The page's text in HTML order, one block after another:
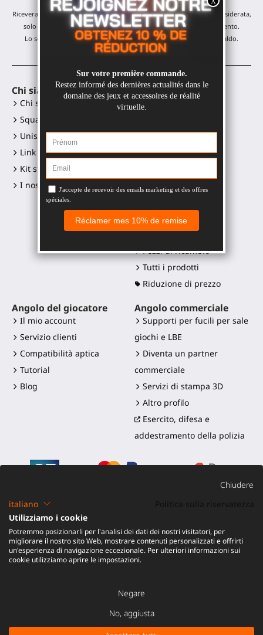
Riceverai i nostri aggiornamenti mensili e offerte: nessuna email indesiderata,
solo un'email al mese! Puoi annullare l'iscrizione in qualsiasi momento.
Lo sconto è valido su tutti i nostri prodotti, esclusi gli articoli in saldo.
Chi siamo
Chi siamo?
Squadra
Unisciti a noi
Link ai social media
Kit stampa e loghi
I nostri rivenditori
Accessori VR
Gunstock MagTube
Gunstock ProVolver
Gunstock Starter
ProTas joystick
ProSaber lama
Controller mounts
Pezzi di ricambio
Tutti i prodotti
Riduzione di prezzo
Angolo del giocatore
Il mio account
Servizio clienti
Compatibilità aptica
Tutorial
Blog
Angolo commerciale
Supporti per fucili per sale
giochi e LBE
Diventa un partner
commerciale
Servizi di stampa 3D
Altro profilo
Esercito, difesa e
addestramento della polizia
©2016-2026 - ProTubeVR™
Spedizione e dazi|Garanzia| Reso e Rimborso
Chiudere
italiano
Utilizziamo i cookie
Potremmo posizionarli per l'analisi dei dati dei nostri visitatori, per
migliorare il nostro sito Web, mostrare contenuti personalizzati e offrirti
un'esperienza di navigazione eccezionale. Per ulteriori informazioni sui
cookie utilizziamo aprire le impostazioni.
Negare
No, aggiusta